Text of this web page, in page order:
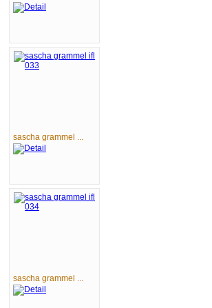
sascha grammel ...
sascha grammel ...